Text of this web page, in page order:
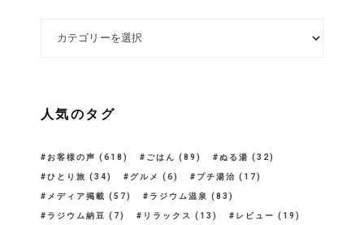
人気のタグ
お客様の声 (618) ごはん (89) ぬる湯 (32)
ひとり旅 (34) グルメ (6) プチ湯治 (17)
メディア掲載 (57) ラジウム温泉 (83)
ラジウム納豆 (7) リラックス (13) レビュー (19)